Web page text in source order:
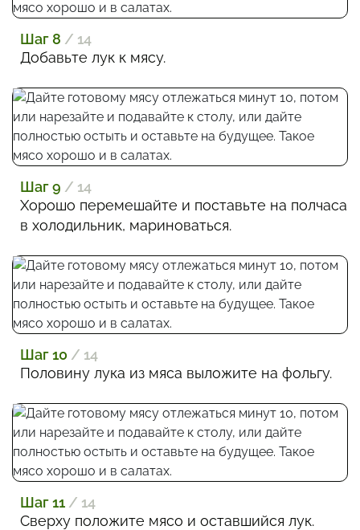
Шаг 8 / 14
Добавьте лук к мясу.
Шаг 9 / 14
Хорошо перемешайте и поставьте на полчаса
в холодильник, мариноваться.
Шаг 10 / 14
Половину лука из мяса выложите на фольгу.
Шаг 11 / 14
Сверху положите мясо и оставшийся лук.